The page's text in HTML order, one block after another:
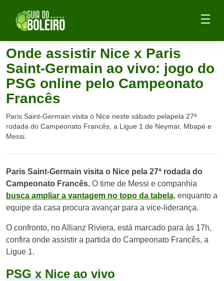
Onde assistir Nice x Paris
Saint-Germain ao vivo: jogo do
PSG online pelo Campeonato
Francês
Paris Saint-Germain visita o Nice neste sábado pelapela 27ª
rodada do Campeonato Francês, a Ligue 1 de Neymar, Mbapé e
Messi.
Paris Saint-Germain visita o Nice pela 27ª rodada do
Campeonato Francês. O time de Messi e companhia
busca ampliar a vantagem no topo da tabela, enquanto a
equipe da casa procura avançar para a vice-liderança.
O confronto, no Allianz Riviera, está marcado para às 17h,
confira onde assistir a partida do Campeonato Francês, a
Ligue 1.
PSG x Nice ao vivo